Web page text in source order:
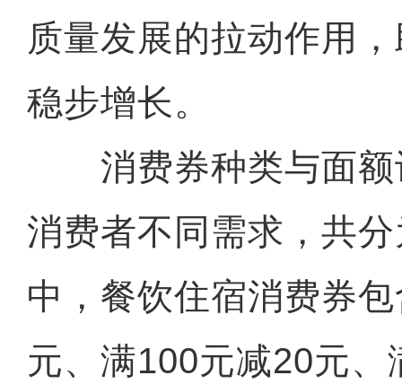
质量发展的拉动作用
稳步增长。
消费券种类与面额
消费者不同需求，共
中，餐饮住宿消费券
元、满100元减20元